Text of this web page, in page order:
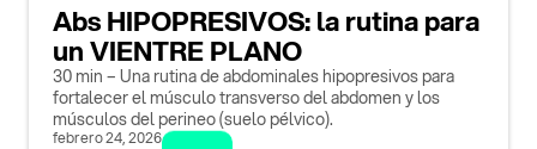
Abs HIPOPRESIVOS: la rutina para
un VIENTRE PLANO
30 min – Una rutina de abdominales hipopresivos para
fortalecer el músculo transverso del abdomen y los
músculos del perineo (suelo pélvico).
febrero 24, 2026